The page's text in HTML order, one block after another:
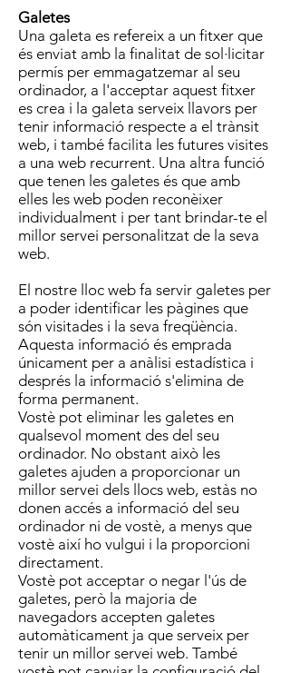
Galetes
Una galeta es refereix a un fitxer que
és enviat amb la finalitat de sol·licitar
permís per emmagatzemar al seu
ordinador, a l'acceptar aquest fitxer
es crea i la galeta serveix llavors per
tenir informació respecte a el trànsit
web, i també facilita les futures visites
a una web recurrent. Una altra funció
que tenen les galetes és que amb
elles les web poden reconèixer
individualment i per tant brindar-te el
millor servei personalitzat de la seva
web.
El nostre lloc web fa servir galetes per
a poder identificar les pàgines que
són visitades i la seva freqüència.
Aquesta informació és emprada
únicament per a anàlisi estadística i
després la informació s'elimina de
forma permanent.
Vostè pot eliminar les galetes en
qualsevol moment des del seu
ordinador. No obstant això les
galetes ajuden a proporcionar un
millor servei dels llocs web, estàs no
donen accés a informació del seu
ordinador ni de vostè, a menys que
vostè així ho vulgui i la proporcioni
directament.
Vostè pot acceptar o negar l'ús de
galetes, però la majoria de
navegadors accepten galetes
automàticament ja que serveix per
tenir un millor servei web. També